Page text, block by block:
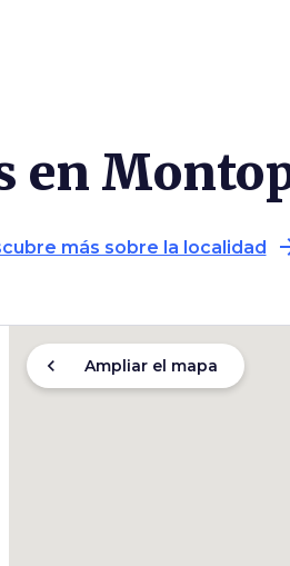
en
más sobre la localidad
chevron_left Ampliar el mapa